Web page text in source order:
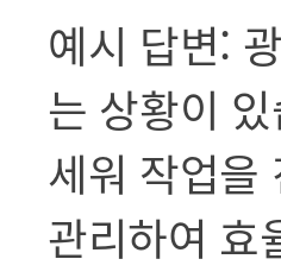
예시 답변:
는 상황이
세워 작업을
관리하여 효